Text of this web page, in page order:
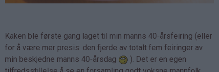
Kaken ble første gang laget til min manns 40-årsfeiring (eller
for å være mer presis: den fjerde av totalt fem feiringer av
min beskjedne manns 40-årsdag
). Det er en egen